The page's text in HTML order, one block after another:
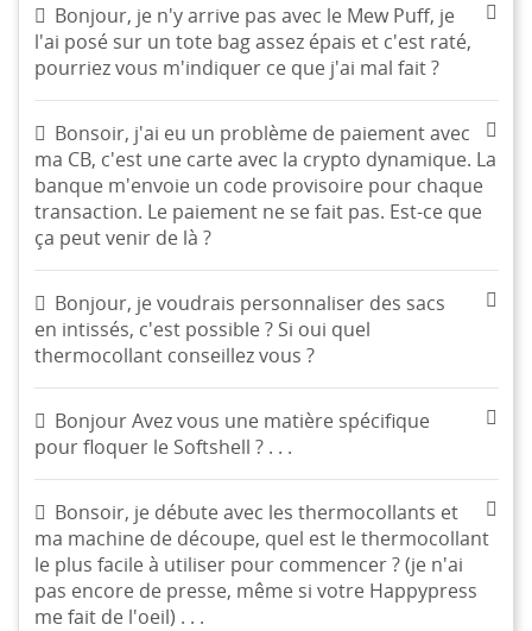
Bonjour, je n'y arrive pas avec le Mew Puff, je
l'ai posé sur un tote bag assez épais et c'est raté,
pourriez vous m'indiquer ce que j'ai mal fait ?
Bonsoir, j'ai eu un problème de paiement avec
ma CB, c'est une carte avec la crypto dynamique. La
banque m'envoie un code provisoire pour chaque
transaction. Le paiement ne se fait pas. Est-ce que
ça peut venir de là ?
Bonjour, je voudrais personnaliser des sacs
en intissés, c'est possible ? Si oui quel
thermocollant conseillez vous ?
Bonjour Avez vous une matière spécifique
pour floquer le Softshell ? . . .
Bonsoir, je débute avec les thermocollants et
ma machine de découpe, quel est le thermocollant
le plus facile à utiliser pour commencer ? (je n'ai
pas encore de presse, même si votre Happypress
me fait de l'oeil) . . .